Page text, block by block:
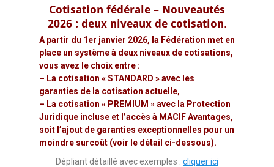
Cotisation fédérale – Nouveautés
2026 : deux niveaux de cotisation.
A partir du 1er janvier 2026, la Fédération met en
place un système à deux niveaux de cotisations,
vous avez le choix entre :
– La cotisation « STANDARD » avec les
garanties de la cotisation actuelle,
– La cotisation « PREMIUM » avec la Protection
Juridique incluse et l’accès à MACIF Avantages,
soit l’ajout de garanties exceptionnelles pour un
moindre surcoût (voir le détail ci-dessous).
Dépliant détaillé avec exemples : cliquer ici